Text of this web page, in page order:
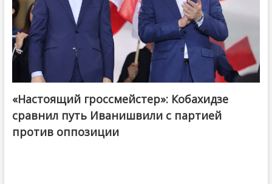
@ქართული ოცნება / Georgian Dream
«Настоящий гроссмейстер»: Кобахидзе
сравнил путь Иванишвили с партией
против оппозиции